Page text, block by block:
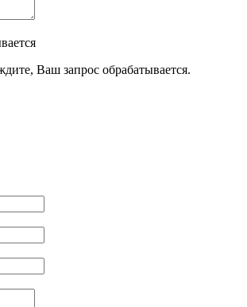
Ваш запрос обрабатывается.